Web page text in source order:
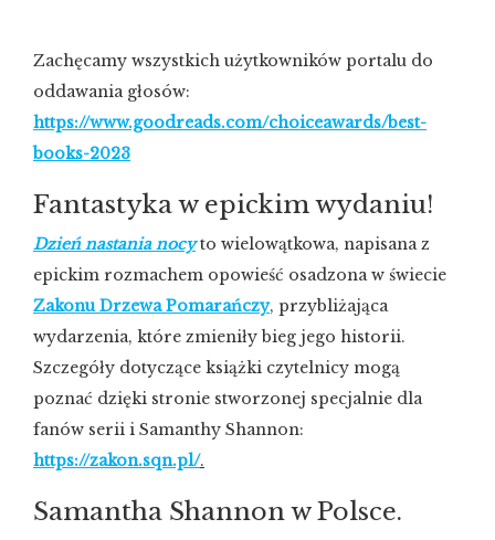
Zachęcamy wszystkich użytkowników portalu do
oddawania głosów:
https://www.goodreads.com/choiceawards/best-
books-2023
Fantastyka w epickim wydaniu!
Dzień nastania nocyto wielowątkowa, napisana z
epickim rozmachem opowieść osadzona w świecie
Zakonu Drzewa Pomarańczy, przybliżająca
wydarzenia, które zmieniły bieg jego historii.
Szczegóły dotyczące książki czytelnicy mogą
poznać dzięki stronie stworzonej specjalnie dla
fanów serii i Samanthy Shannon:
https://zakon.sqn.pl/.
Samantha Shannon w Polsce.